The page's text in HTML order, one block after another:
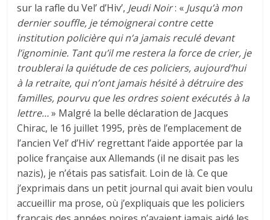
sur la rafle du Vel’ d’Hiv’, Jeudi Noir: « Jusqu’à mon
dernier souffle, je témoignerai contre cette
institution policière qui n’a jamais reculé devant
l’ignominie. Tant qu’il me restera la force de crier, je
troublerai la quiétude de ces policiers, aujourd’hui
à la retraite, qui n’ont jamais hésité à détruire des
familles, pourvu que les ordres soient exécutés à la
lettre…» Malgré la belle déclaration de Jacques
Chirac, le 16 juillet 1995, près de l’emplacement de
l’ancien Vel’ d’Hiv’ regrettant l’aide apportée par la
police française aux Allemands (il ne disait pas les
nazis), je n’étais pas satisfait. Loin de là. Ce que
j’exprimais dans un petit journal qui avait bien voulu
accueillir ma prose, où j’expliquais que les policiers